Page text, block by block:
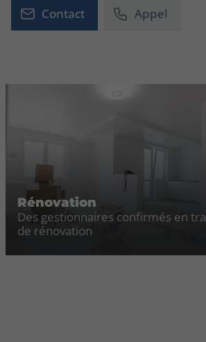
Contact Appel
Rénovation
Des gestionnaires confirmés en
de rénovation